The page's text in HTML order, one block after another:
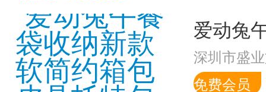
深圳市盛
免费会员